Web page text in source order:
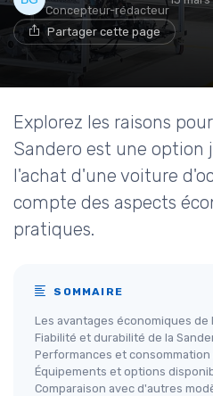
Concepteur-rédacteur
Partager cette page
Explorez les raisons
Sandero est une option
l'achat d'une voiture
compte des aspects
pratiques.
SOMMAIRE
Les avantages économiques de
Fiabilité et durabilité de la
Performances et
Équipements et options
Comparaison avec d'autres